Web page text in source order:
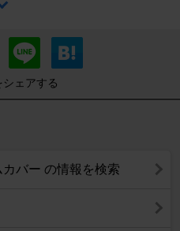
シェアする
バー の情報を検索